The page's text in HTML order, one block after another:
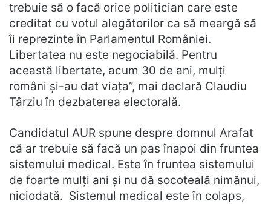
trebuie să o facă orice politician care este
creditat cu votul alegătorilor ca să meargă să
îi reprezinte în Parlamentul României.
Libertatea nu este negociabilă. Pentru
această libertate, acum 30 de ani, mulți
români și-au dat viața”, mai declară Claudiu
Târziu în dezbaterea electorală.
Candidatul AUR spune despre domnul Arafat
că ar trebuie să facă un pas înapoi din fruntea
sistemului medical. Este în fruntea sistemului
de foarte mulți ani și nu dă socoteală nimănui,
niciodată. Sistemul medical este în colaps,